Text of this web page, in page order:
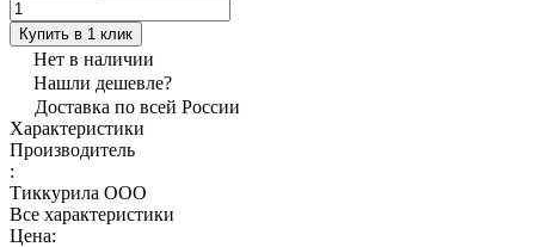
Купить в 1 клик
Нет в наличии
Нашли дешевле?
Доставка по всей России
Характеристики
Производитель
:
Тиккурила ООО
Все характеристики
Цена: